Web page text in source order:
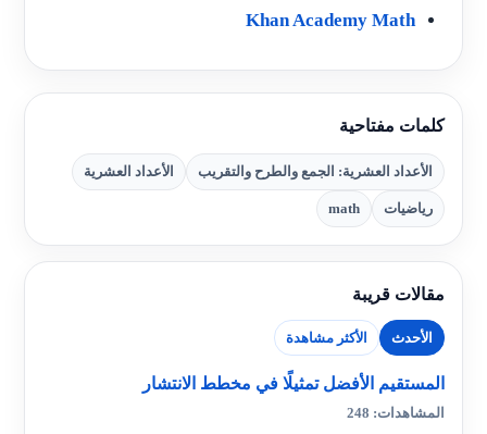
Khan Academy Math
كلمات مفتاحية
الأعداد العشرية: الجمع والطرح والتقريب الأعداد العشرية
رياضيات math
مقالات قريبة
الأحدث الأكثر مشاهدة
المستقيم الأفضل تمثيلًا في مخطط الانتشار
المشاهدات: 248